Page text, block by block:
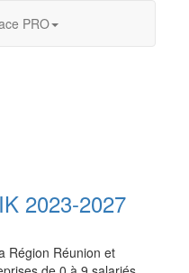
PRO
2023-2027
Région Réunion et